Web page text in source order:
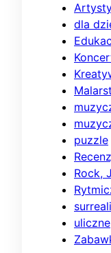
dla
puzzle
Rock,
uliczne